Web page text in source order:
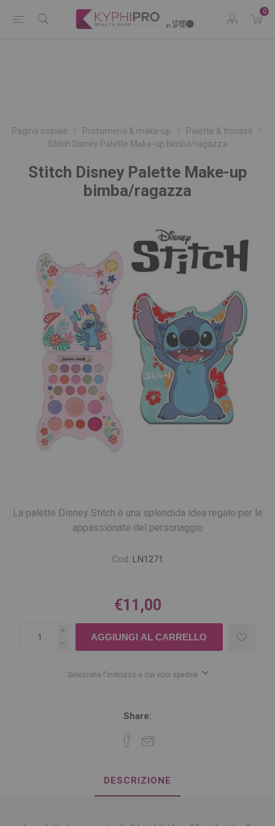
0
Pagina iniziale Profumeria & make-up
Palette & trousse
Stitch Disney Palette Make-up bimba/ragazza
Stitch Disney Palette Make-up
bimba/ragazza
La palette Disney Stitch è una splendida idea regalo per le
appassionate del personaggio
Cod: LN1271
€11,00
i
h
Seleziona l'indirizzo a cui vuoi spedire
Share:
DESCRIZIONE